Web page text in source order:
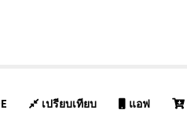
เปรียบเทียบ แอฟ